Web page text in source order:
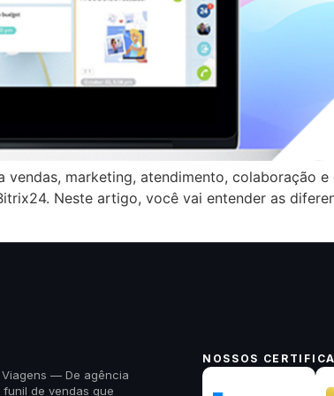
marketing, atendimento, colaboração e
Neste artigo, você vai entender as
Viagens — De agência
funil de vendas que
NOSSOS